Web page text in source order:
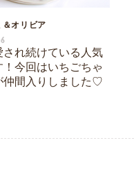
オリビア
れ続けている人気
今回はいちごちゃ
仲間入りしました♡